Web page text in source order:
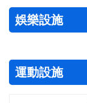
娛樂設施
運動設施